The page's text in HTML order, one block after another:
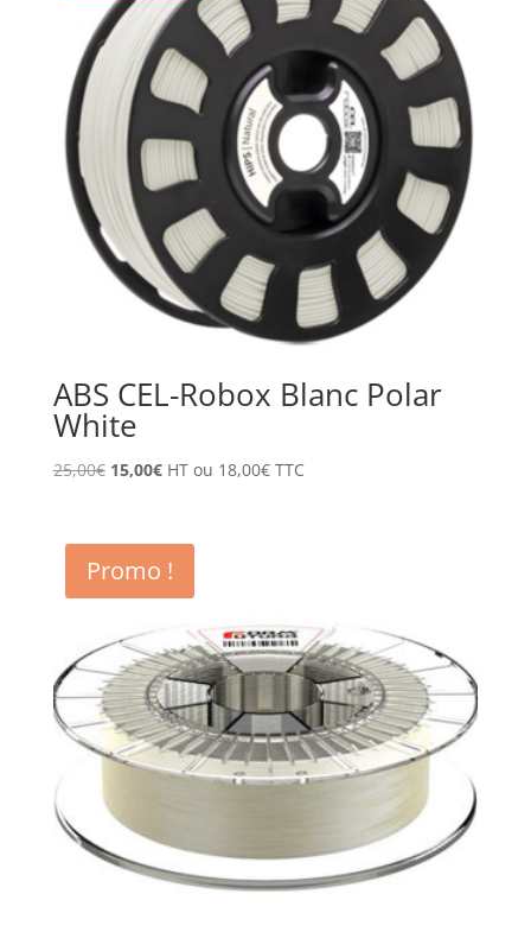
ABS CEL-Robox Blanc Polar
White
25,00€ Le
était :
25,00€.
15,00€Le
est :
15,00€.
HT ou 18,00€TTC
Promo !